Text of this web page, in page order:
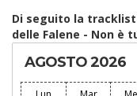
Di seguito la
delle Falene - Non è
AGOSTO 2026